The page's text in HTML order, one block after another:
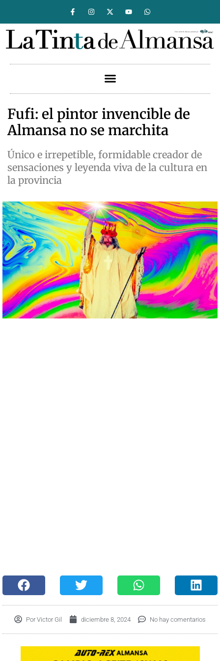
Fufi: el pintor invencible de
Almansa no se marchita
Único e irrepetible, formidable creador de
sensaciones y leyenda viva de la cultura en
la provincia
Por Victor Gil diciembre 8, 2024 No hay comentarios